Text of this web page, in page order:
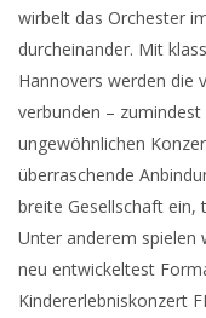
wirbelt das Orchester
durcheinander. Mit
Hannovers werden die
verbunden –
ungewöhnlichen
überraschende
breite Gesellschaft ein,
Unter anderem spielen
neu entwickeltest
Kindererlebniskonzert